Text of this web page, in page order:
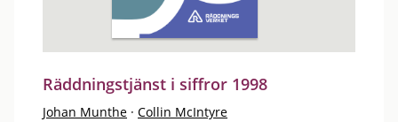
Räddningstjänst i siffror 1998
Johan Munthe · Collin McIntyre